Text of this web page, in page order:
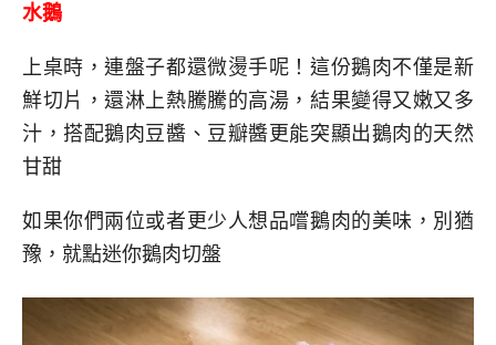
水鵝
上桌時，連盤子都還微燙手呢！這份鵝肉不僅是新
鮮切片，還淋上熱騰騰的高湯，結果變得又嫩又多
汁，搭配鵝肉豆醬、豆瓣醬更能突顯出鵝肉的天然
甘甜
如果你們兩位或者更少人想品嚐鵝肉的美味，別猶
豫，就點迷你鵝肉切盤